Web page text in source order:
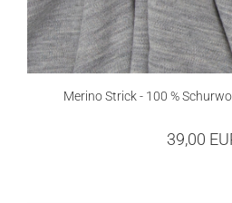
Merino Strick - 100 %
39,00